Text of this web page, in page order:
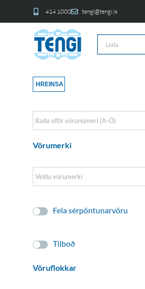
414 1000 tengi@tengi.is
HREINSA
Sort Products
Vörumerki
Fela sérpöntunarvöru
Tilboð
Vöruflokkar